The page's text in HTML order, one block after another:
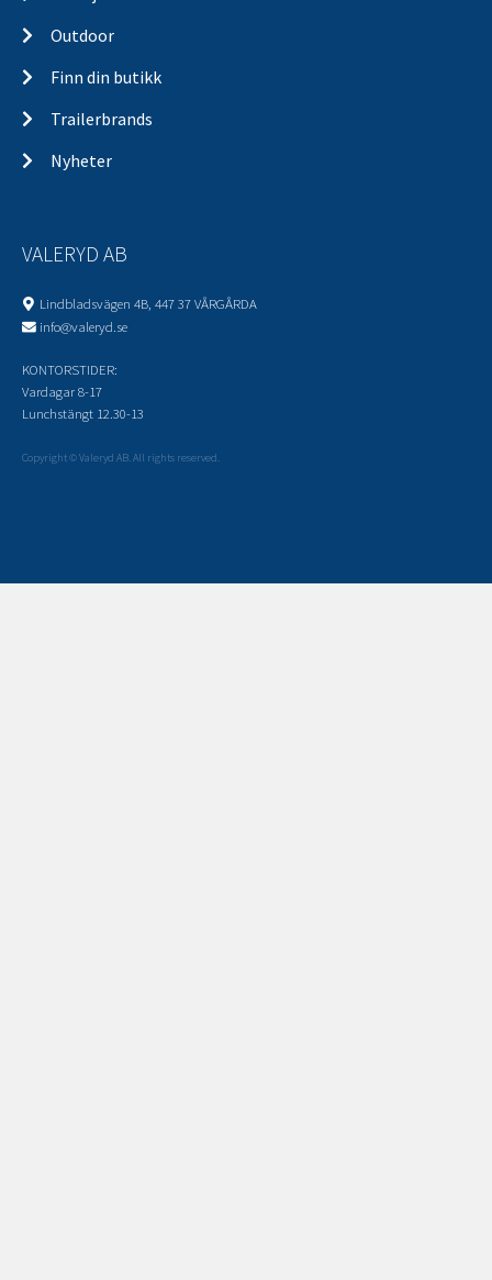
Outdoor
Finn din butikk
Trailerbrands
Nyheter
VALERYD AB
Lindbladsvägen 4B, 447 37 VÅRGÅRDA
info@valeryd.se
KONTORSTIDER:
Vardagar 8-17
Lunchstängt 12.30-13
Copyright © Valeryd AB. All rights reserved.